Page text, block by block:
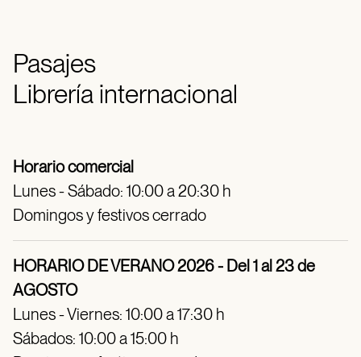
Pasajes
Librería internacional
Horario comercial
Lunes - Sábado: 10:00 a 20:30 h
Domingos y festivos cerrado
HORARIO DE VERANO 2026 - Del 1 al 23 de
AGOSTO
Lunes - Viernes: 10:00 a 17:30 h
Sábados: 10:00 a 15:00 h